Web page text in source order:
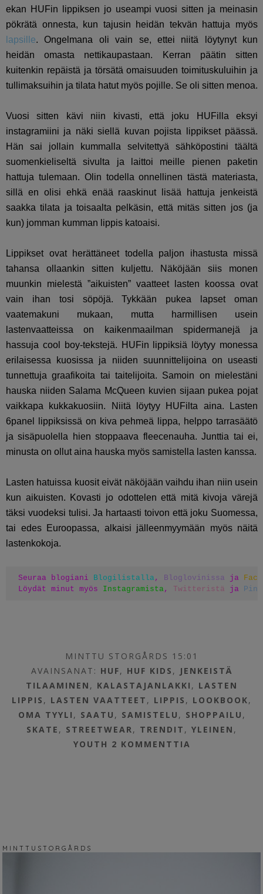
ekan HUFin lippiksen jo useampi vuosi sitten ja meinasin
pökrätä onnesta, kun tajusin heidän tekvän hattuja myös
lapsille. Ongelmana oli vain se, ettei niitä löytynyt kun
heidän omasta nettikaupastaan. Kerran päätin sitten
kuitenkin repäistä ja törsätä omaisuuden toimituskuluihin ja
tullimaksuihin ja tilata hatut myös pojille. Se oli sitten menoa.
Vuosi sitten kävi niin kivasti, että joku HUFilla eksyi
instagramiini ja näki siellä kuvan pojista lippikset päässä.
Hän sai jollain kummalla selvitettyä sähköpostini täältä
suomenkieliseltä sivulta ja laittoi meille pienen paketin
hattuja tulemaan. Olin todella onnellinen tästä materiasta,
sillä en olisi ehkä enää raaskinut lisää hattuja jenkeistä
saakka tilata ja toisaalta pelkäsin, että mitäs sitten jos (ja
kun) jomman kumman lippis katoaisi.
Lippikset ovat herättäneet todella paljon ihastusta missä
tahansa ollaankin sitten kuljettu. Näköjään siis monen
muunkin mielestä ”aikuisten” vaatteet lasten koossa ovat
vain ihan tosi söpöjä. Tykkään pukea lapset oman
vaatemakuni mukaan, mutta harmillisen usein
lastenvaatteissa on kaikenmaailman spidermanejä ja
hassuja cool boy-tekstejä. HUFin lippiksiä löytyy monessa
erilaisessa kuosissa ja niiden suunnittelijoina on useasti
tunnettuja graafikoita tai taitelijoita. Samoin on mielestäni
hauska niiden Salama McQueen kuvien sijaan pukea pojat
vaikkapa kukkakuosiin. Niitä löytyy HUFilta aina. Lasten
6panel lippiksissä on kiva pehmeä lippa, helppo tarrasäätö
ja sisäpuolella hien stoppaava fleecenauha. Junttia tai ei,
minusta on ollut aina hauska myös samistella lasten kanssa.
Lasten hatuissa kuosit eivät näköjään vaihdu ihan niin usein
kun aikuisten. Kovasti jo odottelen että mitä kivoja värejä
täksi vuodeksi tulisi. Ja hartaasti toivon että joku Suomessa,
tai edes Euroopassa, alkaisi jälleenmyymään myös näitä
lastenkokoja.
Seuraa blogiani Blogilistalla, Bloglovinissa ja
Löydät minut myös Instagramista, Twitteristä ja
MINTTU STORGÅRDS 15:01
AVAINSANAT: HUF, HUF KIDS , JENKEISTÄ
TILAAMINEN , KALASTAJANLAKKI , LASTEN
LIPPIS , LASTEN VAATTEET , LIPPIS , LOOKBOOK,
OMA TYYLI , SAATU , SAMISTELU , SHOPPAILU ,
SKATE , STREETWEAR, TRENDIT ,YLEINEN ,
YOUTH 2 KOMMENTTIA
M I N T T U S T O R G Å R D S